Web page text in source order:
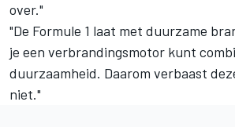
over."
"De Formule 1 laat met duurzame
je een verbrandingsmotor kunt
duurzaamheid. Daarom verbaast
niet."